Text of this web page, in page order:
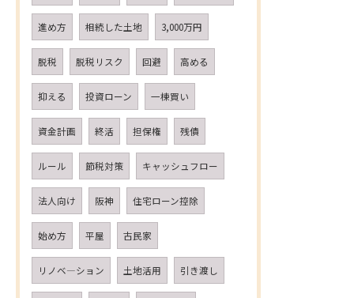
進め方 相続した土地 3,000万円
脱税 脱税リスク 回避 高める
抑える 投資ローン 一棟買い
資金計画 終活 担保権 残債
ルール 節税対策 キャッシュフロー
法人向け 阪神 住宅ローン控除
始め方 平屋 古民家
リノベ―ション 土地活用 引き渡し